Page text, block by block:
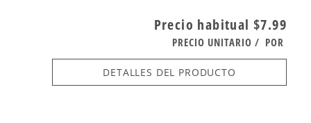
Precio habitual $7.99
PRECIO UNITARIO / POR
DETALLES DEL PRODUCTO